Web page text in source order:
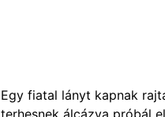
Egy fiatal lányt kapnak
terhesnek álcázva próbál